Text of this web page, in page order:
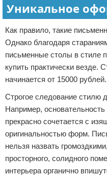
Уникальное
Как правило, такие
Однако благодаря
письменные столы в стиле
купить практически везде.
начинается от 15000 рублей.
Строгое следование стилю
Например,
прекрасно сочетается с
оригинальностью форм.
нельзя назвать
просторного, солидного
интерьера органично